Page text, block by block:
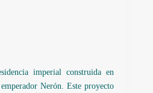
imperial construida en
Nerón. Este proyecto